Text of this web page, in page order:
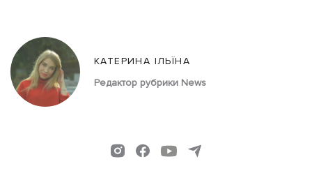
КАТЕРИНА ІЛЬЇНА
Редактор рубрики News